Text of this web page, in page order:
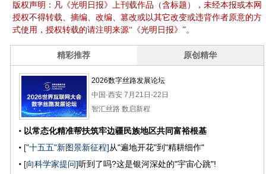
版权声明：凡《光明日报》上刊载作品（含标题），未经本报或本网
授权不得转载、摘编、改编、篡改或以其它改变或违背作者原意的方
式使用，授权转载的请注明来源“《光明日报》”。